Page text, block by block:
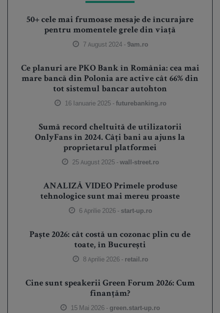
50+ cele mai frumoase mesaje de încurajare
pentru momentele grele din viață
7 August 2024 -9am.ro
Ce planuri are PKO Bank în România: cea mai
mare bancă din Polonia are active cât 66% din
tot sistemul bancar autohton
16 Ianuarie 2025 -futurebanking.ro
Sumă record cheltuită de utilizatorii
OnlyFans în 2024. Câți bani au ajuns la
proprietarul platformei
25 August 2025 -wall-street.ro
ANALIZĂ VIDEO Primele produse
tehnologice sunt mai mereu proaste
6 Aprilie 2026 - start-up.ro
Paște 2026: cât costă un cozonac plin cu de
toate, în București
8 Aprilie 2026 - retail.ro
Cine sunt speakerii Green Forum 2026: Cum
finanțăm?
15 Mai 2026 - green.start-up.ro